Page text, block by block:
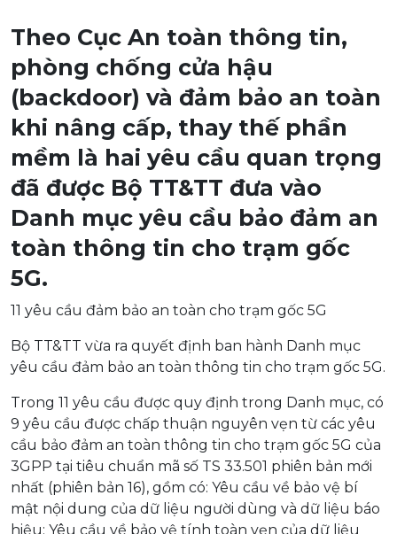
Theo Cục An toàn thông tin,
phòng chống cửa hậu
(backdoor) và đảm bảo an toàn
khi nâng cấp, thay thế phần
mềm là hai yêu cầu quan trọng
đã được Bộ TT&TT đưa vào
Danh mục yêu cầu bảo đảm an
toàn thông tin cho trạm gốc
5G.
11 yêu cầu đảm bảo an toàn cho trạm gốc 5G
Bộ TT&TT vừa ra quyết định ban hành Danh mục
yêu cầu đảm bảo an toàn thông tin cho trạm gốc 5G.
Trong 11 yêu cầu được quy định trong Danh mục, có
9 yêu cầu được chấp thuận nguyên vẹn từ các yêu
cầu bảo đảm an toàn thông tin cho trạm gốc 5G của
3GPP tại tiêu chuẩn mã số TS 33.501 phiên bản mới
nhất (phiên bản 16), gồm có: Yêu cầu về bảo vệ bí
mật nội dung của dữ liệu người dùng và dữ liệu báo
hiệu; Yêu cầu về bảo vệ tính toàn vẹn của dữ liệu